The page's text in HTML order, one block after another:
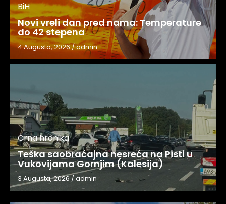
BiH
Novi vreli dan pred nama: Temperature
do 42 stepena
4 Augusta, 2026/admin
Crna hronika
Teška saobraćajna nesreća na Pisti u
Vukovijama Gornjim (Kalesija)
3 Augusta, 2026 / admin